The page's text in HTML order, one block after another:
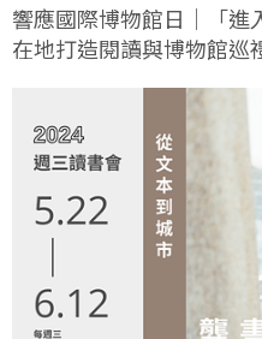
響應國際博物館日｜「進
在地打造閱讀與博物館巡